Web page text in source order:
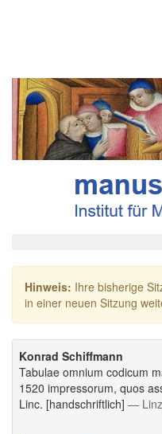
Hinweis: Ihre bisherige
in einer neuen Sitzung
Konrad Schiffmann
Tabulae omnium codicum
1520 impressorum, quos
Linc. [handschriftlich] —